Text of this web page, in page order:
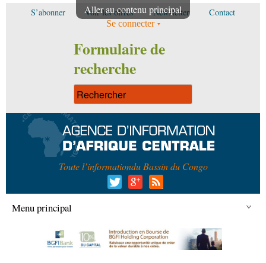
Aller au contenu principal
S’abonner Voir les offres Newsletter Contact
Se connecter
Formulaire de
recherche
Toute l’informationdu Bassin du Congo
Menu principal